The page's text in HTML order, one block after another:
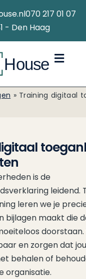
070 217 01 07
- Den Haag
» Training digitaal
is de
leidend.
leren we je
bijlagen maakt die
en zorgen dat
behalen of
organisatie.